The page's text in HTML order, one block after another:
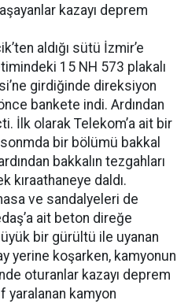
kazayı deprem
aldığı sütü İzmir’e
15 NH 573 plakalı
girdiğinde direksiyon
bankete indi. Ardından
İlk olarak Telekom’a ait bir
bir bölümü bakkal
bakkalın tezgahları
kıraathaneye daldı.
ve sandalyeleri de
ait beton direğe
bir gürültü ile uyanan
yerine koşarken, kamyonun
oturanlar kazayı deprem
yaralanan kamyon